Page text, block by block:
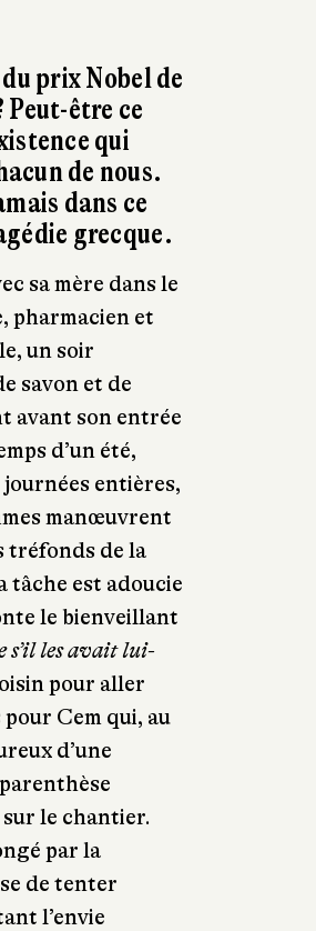
prix Nobel de
être ce
qui
de nous.
dans ce
grecque.
sa mère dans le
pharmacien et
un soir
savon et de
avant son entrée
d’un été,
entières,
manœuvrent
tréfonds de la
tâche est adoucie
le bienveillant
s’il les avait lui-
pour aller
Cem qui, au
d’une
sur le chantier.
par la
de tenter
l’envie